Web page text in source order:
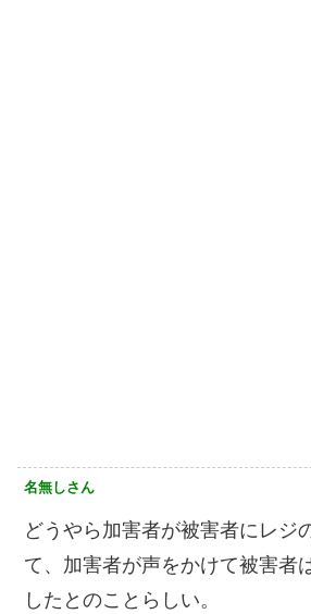
名無しさん
どうやら加害者が被害者にレジ
て、加害者が声をかけて被害者
したとのことらしい。